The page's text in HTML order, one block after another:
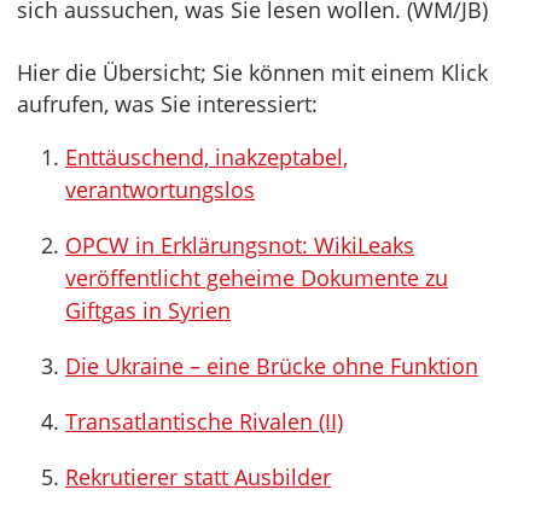
sich aussuchen, was Sie lesen wollen. (WM/JB)
Hier die Übersicht; Sie können mit einem Klick
aufrufen, was Sie interessiert:
Enttäuschend, inakzeptabel,
verantwortungslos
OPCW in Erklärungsnot: WikiLeaks
veröffentlicht geheime Dokumente zu
Giftgas in Syrien
Die Ukraine – eine Brücke ohne Funktion
Transatlantische Rivalen (II)
Rekrutierer statt Ausbilder